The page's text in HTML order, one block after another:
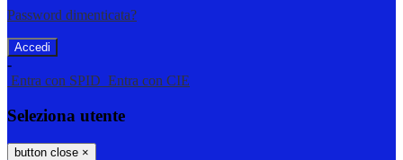
Password dimenticata?
-
Entra con SPID Entra con CIE
Seleziona utente
button close ×